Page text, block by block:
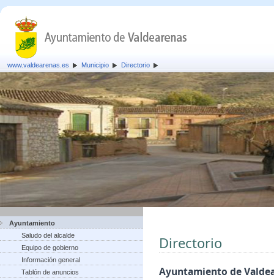
www.valdearenas.es Municipio Directorio
Ayuntamiento
Saludo del alcalde
Equipo de gobierno
Información general
Tablón de anuncios
Directorio
Ayuntamiento de